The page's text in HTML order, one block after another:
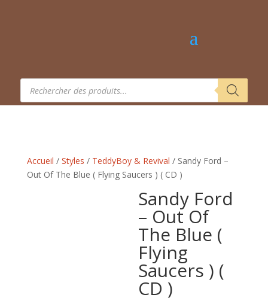
Recherche
produits
Accueil / Styles / TeddyBoy & Revival / Sandy Ford –
Out Of The Blue ( Flying Saucers ) ( CD )
Sandy Ford
– Out Of
The Blue (
Flying
Saucers ) (
CD )